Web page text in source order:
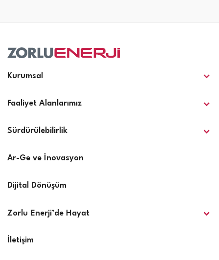
Kurumsal
Faaliyet Alanlarımız
Sürdürülebilirlik
Ar-Ge ve İnovasyon
Dijital Dönüşüm
Zorlu Enerji’de Hayat
İletişim